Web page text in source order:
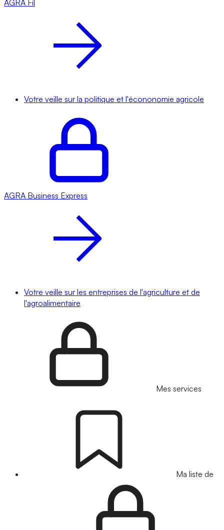
AGRA Fil
Votre veille sur la politique et l'écononomie agricole
AGRA Business Express
Votre veille sur les entreprises de l'agriculture et de
l'agroalimentaire
Mes services
Ma liste de